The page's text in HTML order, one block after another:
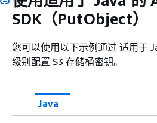
SDK（PutObject）
您可以使用以下示例通过 适用于
级别配置 S3 存储桶密钥。
Java